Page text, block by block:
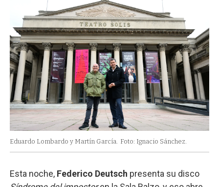
Eduardo Lombardo y Martín García. Foto: Ignacio Sánchez.
Esta noche, Federico Deutsch presenta su disco